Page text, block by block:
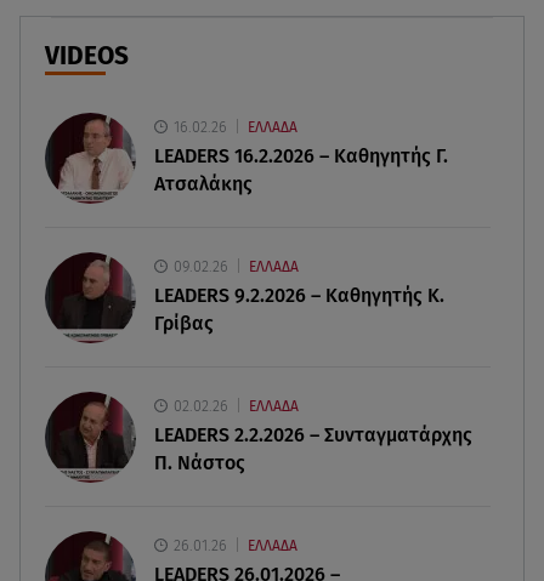
Καλογερόπουλος
09.08.26 , 21:11
105 πυροσβέστες και 9 εναέρια
09.08.26 , 20:59
09.08.26 , 20:35
Drone εξερράγη κοντά σε αγωγό φυσικού αερίου
09.08.26 , 20:29
«Ισλαμικό ΝΑΤΟ»: Τι σημαίνει η νέα συμμαχία για
την Ελλάδα
Χούθι: Η επίθεση με drone έθεσε σε συναγερμό
VIDEOS
16.02.26 ΕΛΛΑΔΑ
LEADERS 16.2.2026 – Καθηγητής Γ.
Ατσαλάκης
09.02.26 ΕΛΛΑΔΑ
LEADERS 9.2.2026 – Καθηγητής Κ.
Γρίβας
02.02.26 ΕΛΛΑΔΑ
LEADERS 2.2.2026 – Συνταγματάρχης
Π. Νάστος
26.01.26 ΕΛΛΑΔΑ
LEADERS 26.01.2026 –